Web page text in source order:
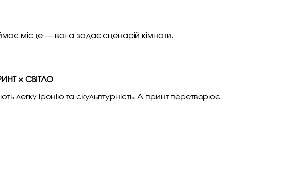
місце — вона задає сценарій кімнати.
× СВІТЛО
легку іронію та скульптурність. А принт перетворює